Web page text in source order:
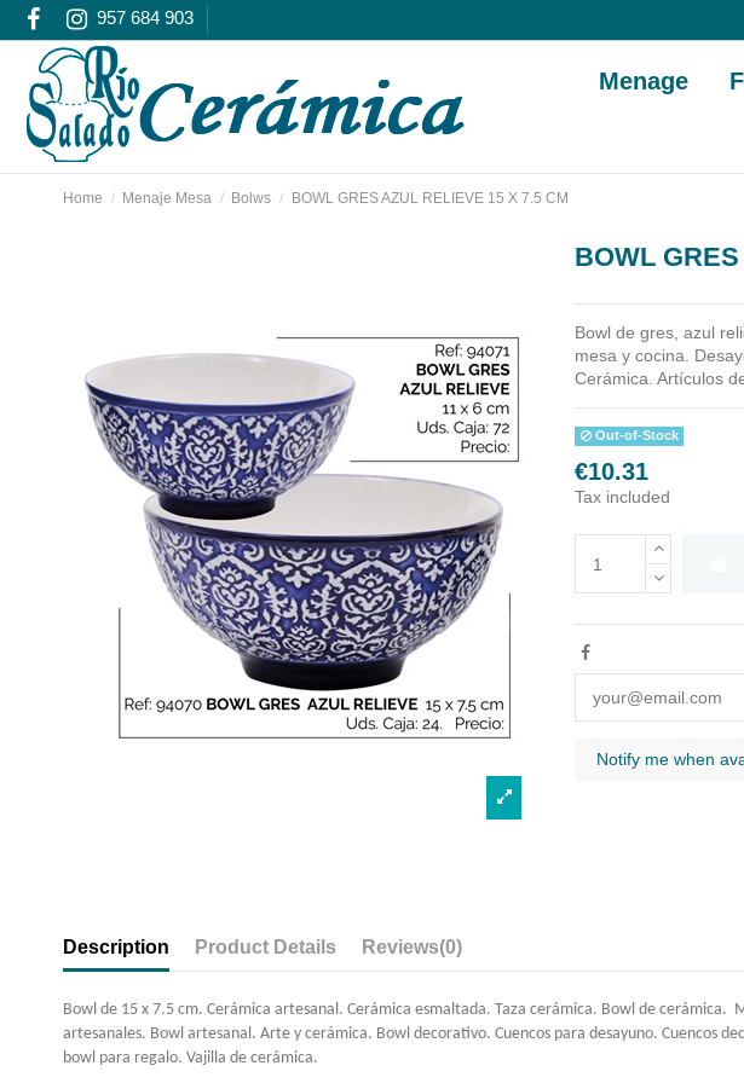
957 684 903
Menage
Home Menaje Mesa Bolws BOWL GRES AZUL RELIEVE 15 X 7.5 CM
BOWL
Bowl de gres, azul
mesa y cocina.
Cerámica. Artículos
Out-of-Stock
€10.31
Tax included
Description Product Details Reviews(0)
Bowl de 15 x 7.5 cm. Cerámica artesanal. Cerámica esmaltada. Taza cerámica. Bowl de
artesanales. Bowl artesanal. Arte y cerámica. Bowl decorativo. Cuencos para desayuno. Cuencos
bowl para regalo. Vajilla de cerámica.